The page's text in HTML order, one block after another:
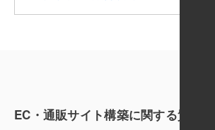
EC・通販サイト構築に関する質問